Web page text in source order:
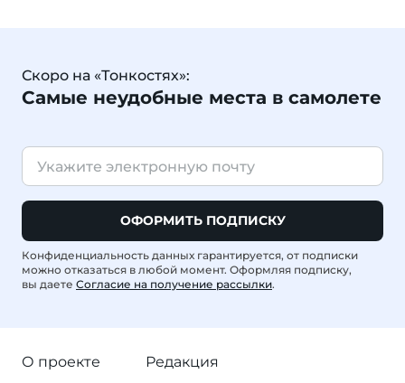
Скоро на «Тонкостях»:
Самые неудобные места в самолете
ОФОРМИТЬ ПОДПИСКУ
Конфиденциальность данных гарантируется, от подписки
можно отказаться в любой момент. Оформляя подписку,
вы даете Согласие на получение рассылки.
О проекте
Редакция